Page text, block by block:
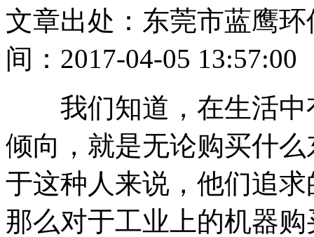
文章出处：东莞市蓝鹰
间：2017-04-05 13:57:00
我们知道，在生活中
倾向，就是无论购买什
于这种人来说，他们追
那么对于工业上的机器